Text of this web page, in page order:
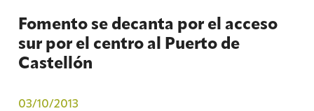
Fomento se decanta por el acceso
sur por el centro al Puerto de
Castellón
03/10/2013